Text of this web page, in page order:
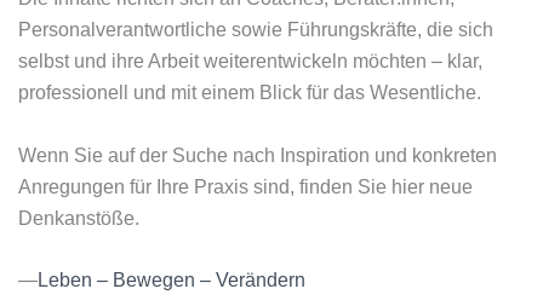
Personalverantwortliche sowie Führungskräfte, die sich
selbst und ihre Arbeit weiterentwickeln möchten – klar,
professionell und mit einem Blick für das Wesentliche.
Wenn Sie auf der Suche nach Inspiration und konkreten
Anregungen für Ihre Praxis sind, finden Sie hier neue
Denkanstöße.
Leben – Bewegen – Verändern